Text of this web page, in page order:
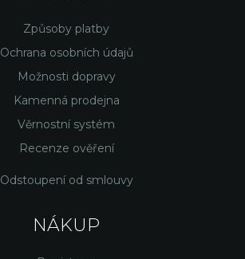
Způsoby platby
Ochrana osobních údajů
Možnosti dopravy
Kamenná prodejna
Věrnostní systém
Recenze ověření
Odstoupení od smlouvy
NÁKUP